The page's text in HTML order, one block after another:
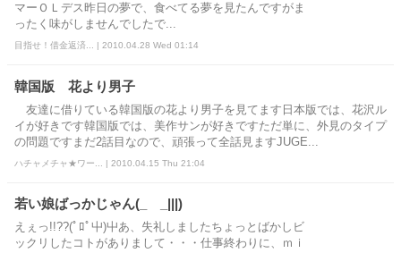
マーＯＬデス昨日の夢で、食べてる夢を見たんですがま
ったく味がしませんでしたで...
目指せ！借金返済... | 2010.04.28 Wed 01:14
韓国版 花より男子
友達に借りている韓国版の花より男子を見てます日本版では、花沢ル
イが好きです韓国版では、美作サンが好きですただ単に、外見のタイプ
の問題ですまだ2話目なので、頑張って全話見ますJUGE...
ハチャメチャ★ワー... | 2010.04.15 Thu 21:04
若い娘ばっかじゃん(_ _|||)
えぇっ!!??(ﾟﾛﾟ屮)屮あ、失礼しましたちょっとばかしビ
ックリしたコトがありまして・・・仕事終わりに、ｍｉ